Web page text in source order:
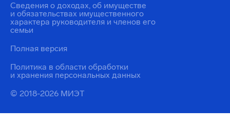
© 2018-2026 МИЭТ
Политика в области обработки
и хранения персональных данных
Сведения о доходах, об имуществе
и обязательствах имущественного
характера руководителя и членов его
семьи
Полная версия